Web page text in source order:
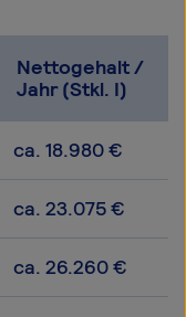
Nettogehalt /
Jahr (Stkl. I)
ca. 18.980 €
ca. 23.075 €
ca. 26.260 €